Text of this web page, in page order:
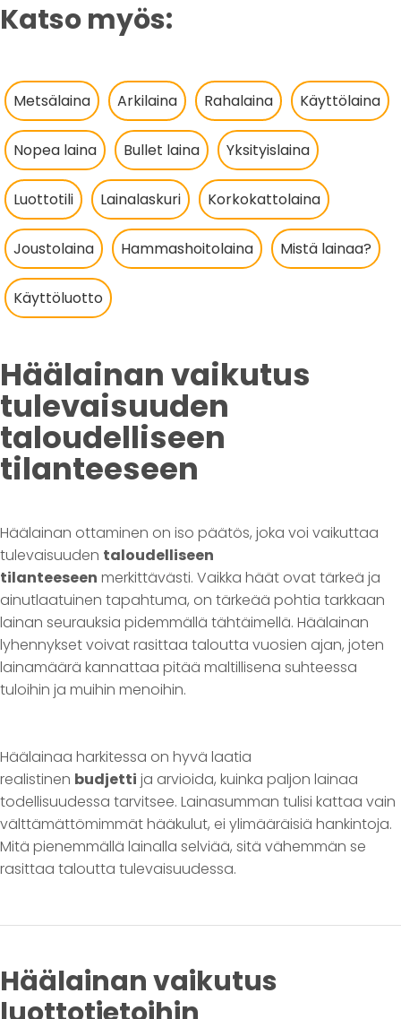
Katso myös:
Metsälaina Arkilaina Rahalaina Käyttölaina
Nopea laina Bullet laina Yksityislaina
Luottotili Lainalaskuri Korkokattolaina
Joustolaina Hammashoitolaina Mistä lainaa?
Käyttöluotto
Häälainan vaikutus
tulevaisuuden
taloudelliseen
tilanteeseen
Häälainan ottaminen on iso päätös, joka voi vaikuttaa
tulevaisuuden taloudelliseen
tilanteeseen merkittävästi. Vaikka häät ovat tärkeä ja
ainutlaatuinen tapahtuma, on tärkeää pohtia tarkkaan
lainan seurauksia pidemmällä tähtäimellä. Häälainan
lyhennykset voivat rasittaa taloutta vuosien ajan, joten
lainamäärä kannattaa pitää maltillisena suhteessa
tuloihin ja muihin menoihin.
Häälainaa harkitessa on hyvä laatia
realistinen budjetti ja arvioida, kuinka paljon lainaa
todellisuudessa tarvitsee. Lainasumman tulisi kattaa vain
välttämättömimmät hääkulut, ei ylimääräisiä hankintoja.
Mitä pienemmällä lainalla selviää, sitä vähemmän se
rasittaa taloutta tulevaisuudessa.
Häälainan vaikutus